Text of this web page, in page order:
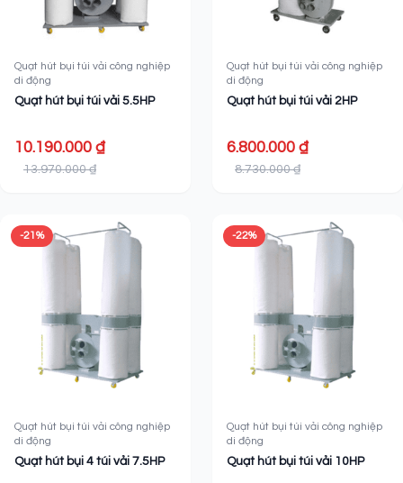
Quạt hút bụi túi vải công nghiệp
di động
Quạt hút bụi túi vải 5.5HP
10.190.000 ₫
13.970.000 ₫
Quạt hút bụi túi vải công nghiệp
di động
Quạt hút bụi túi vải 2HP
6.800.000 ₫
8.730.000 ₫
-21%
Quạt hút bụi túi vải công nghiệp
di động
Quạt hút bụi 4 túi vải 7.5HP
-22%
Quạt hút bụi túi vải công nghiệp
di động
Quạt hút bụi túi vải 10HP